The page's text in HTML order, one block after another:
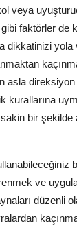
veya
faktörler de
dikkatinizi
asla direksiyon
kurallarına
bir
ve
düzenli